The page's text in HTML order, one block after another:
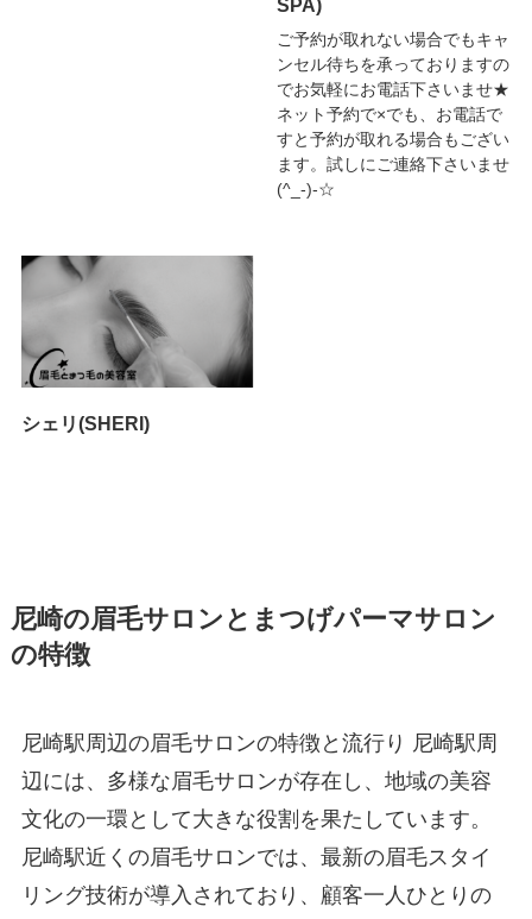
SPA)
ご予約が取れない場合でもキャ
ンセル待ちを承っておりますの
でお気軽にお電話下さいませ★
ネット予約で×でも、お電話で
すと予約が取れる場合もござい
ます。試しにご連絡下さいませ
(^_-)-☆
シェリ(SHERI)
尼崎の眉毛サロンとまつげパーマサロン
の特徴
尼崎駅周辺の眉毛サロンの特徴と流行り 尼崎駅周
辺には、多様な眉毛サロンが存在し、地域の美容
文化の一環として大きな役割を果たしています。
尼崎駅近くの眉毛サロンでは、最新の眉毛スタイ
リング技術が導入されており、顧客一人ひとりの